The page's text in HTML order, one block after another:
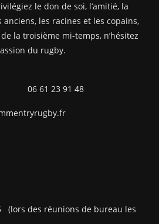
le don de soi, l’amitié, la
les racines et les copains,
la troisième mi-temps, n’hésitez
du rugby.
06 61 23 91 48
(lors des réunions de bureau les